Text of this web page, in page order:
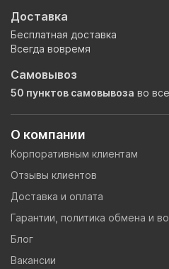
О компании
Корпоративным клиентам
Отзывы клиентов
Доставка и оплата
Гарантии, политика обмена и
Блог
Вакансии
Доставка
Бесплатная доставка
Всегда вовремя
Самовывоз
50 пунктов самовывоза во